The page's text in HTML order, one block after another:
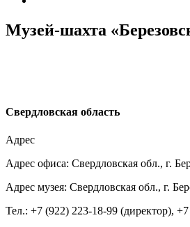
Музей-шахта
Свердловская область
Адрес
Адрес офиса: Свердловская обл., г.
Адрес музея: Свердловская обл., г.
Тел.: +7 (922) 223-18-99 (директор),